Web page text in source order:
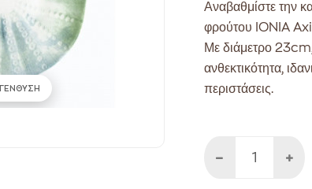
Αναβαθμίστε την
φρούτου IONIA
Με διάμετρο 23cm,
ανθεκτικότητα,
περιστάσεις.